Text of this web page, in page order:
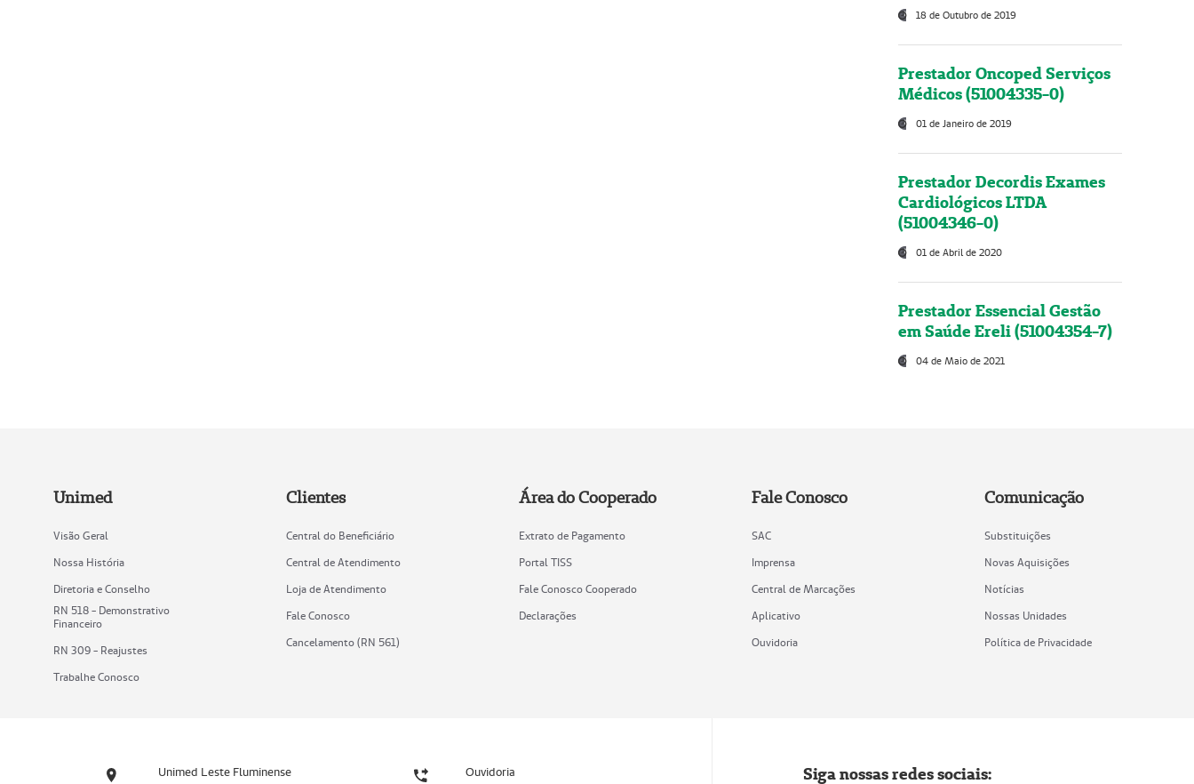
18 de Outubro de 2019
Prestador Oncoped Serviços
Médicos (51004335-0)
01 de Janeiro de 2019
Prestador Decordis Exames
Cardiológicos LTDA
(51004346-0)
01 de Abril de 2020
Prestador Essencial Gestão
em Saúde Ereli (51004354-7)
04 de Maio de 2021
Unimed
Visão Geral
Nossa História
Diretoria e Conselho
RN 518 - Demonstrativo
Financeiro
RN 309 - Reajustes
Trabalhe Conosco
Clientes
Central do Beneficiário
Central de Atendimento
Loja de Atendimento
Fale Conosco
Cancelamento (RN 561)
Área do Cooperado
Extrato de Pagamento
Portal TISS
Fale Conosco Cooperado
Declarações
Fale Conosco
SAC
Imprensa
Central de Marcações
Aplicativo
Ouvidoria
Comunicação
Substituições
Novas Aquisições
Notícias
Nossas Unidades
Política de Privacidade
Unimed Leste Fluminense Ouvidoria Siga nossas redes sociais: